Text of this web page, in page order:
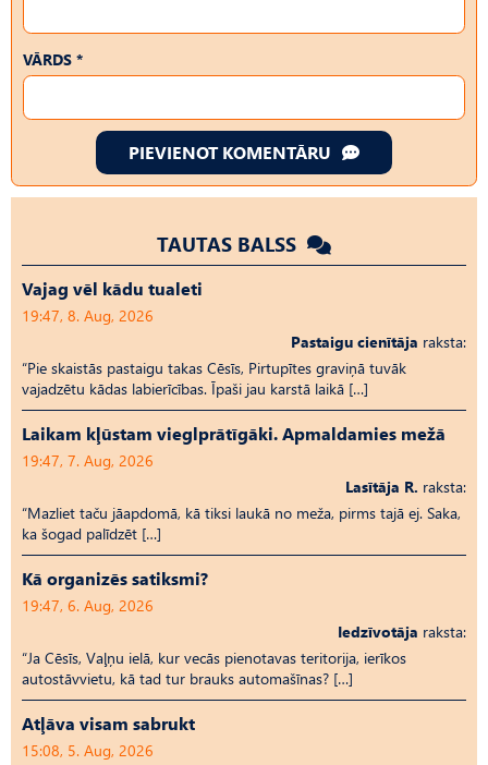
VĀRDS *
PIEVIENOT KOMENTĀRU
TAUTAS BALSS
Vajag vēl kādu tualeti
19:47, 8. Aug, 2026
Pastaigu cienītāja raksta:
“Pie skaistās pastaigu takas Cēsīs, Pirtupītes graviņā tuvāk
vajadzētu kādas labierīcības. Īpaši jau karstā laikā […]
Laikam kļūstam vieglprātīgāki. Apmaldamies mežā
19:47, 7. Aug, 2026
Lasītāja R. raksta:
“Mazliet taču jāapdomā, kā tiksi laukā no meža, pirms tajā ej. Saka,
ka šogad palīdzēt […]
Kā organizēs satiksmi?
19:47, 6. Aug, 2026
Iedzīvotāja raksta:
“Ja Cēsīs, Vaļņu ielā, kur vecās pienotavas teritorija, ierīkos
autostāvvietu, kā tad tur brauks automašīnas? […]
Atļāva visam sabrukt
15:08, 5. Aug, 2026